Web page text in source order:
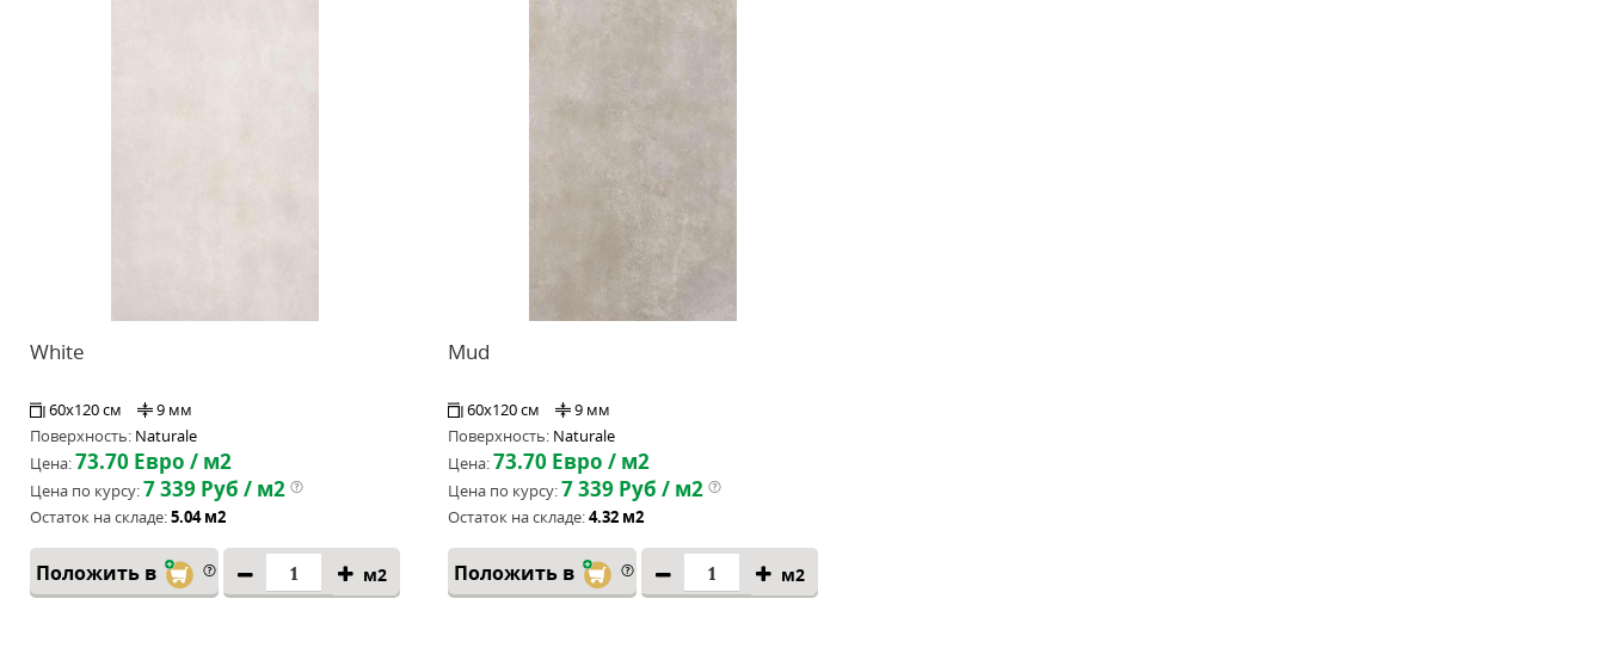
White
60x120 см
9 мм
Поверхность: Naturale
Цена:73.70 Евро / м2
Цена по курсу:7 339 Руб / м2
Остаток на складе:5.04 м2
Положить в м2
Mud
60x120 см
9 мм
Поверхность: Naturale
Цена:73.70 Евро / м2
Цена по курсу:7 339 Руб / м2
Остаток на складе:4.32 м2
Положить в м2